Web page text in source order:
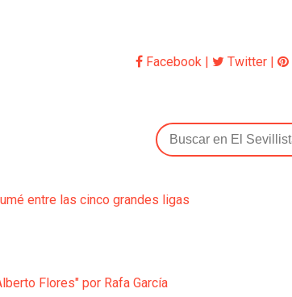
Facebook | Twitter |
entre las cinco grandes ligas
Flores" por Rafa García